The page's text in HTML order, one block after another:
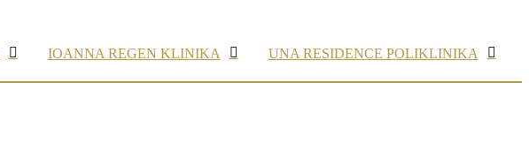
IOANNA REGEN KLINIKA UNA RESIDENCE POLIKLINIKA